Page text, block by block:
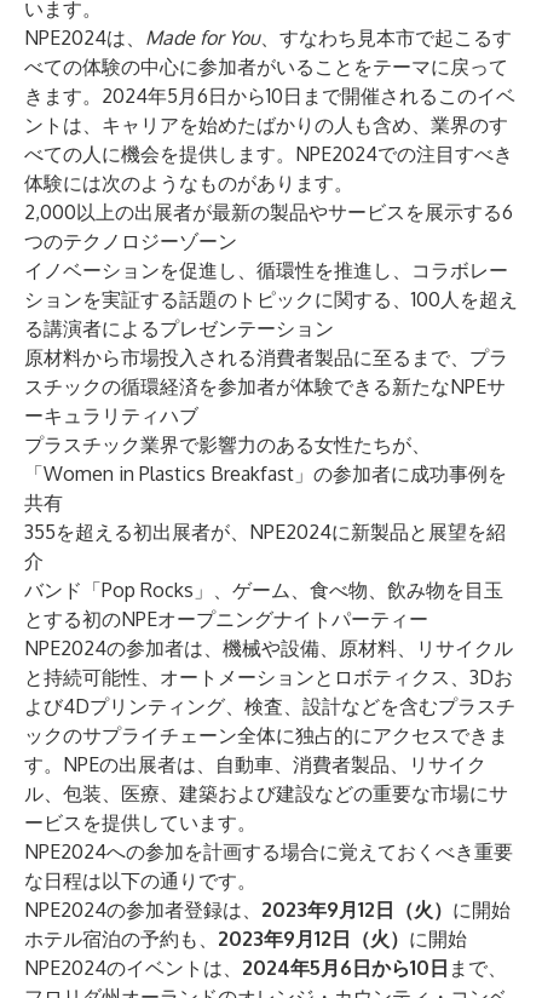
います。
NPE2024は、 Made for You、すなわち見本市で起こるす
べての体験の中心に参加者がいることをテーマに戻って
きます。2024年5月6日から10日まで開催されるこのイベ
ントは、キャリアを始めたばかりの人も含め、業界のす
べての人に機会を提供します。NPE2024での注目すべき
体験には次のようなものがあります。
2,000以上の出展者が最新の製品やサービスを展示する6
つのテクノロジーゾーン
イノベーションを促進し、循環性を推進し、コラボレー
ションを実証する話題のトピックに関する、100人を超え
る講演者によるプレゼンテーション
原材料から市場投入される消費者製品に至るまで、プラ
スチックの循環経済を参加者が体験できる新たなNPEサ
ーキュラリティハブ
プラスチック業界で影響力のある女性たちが、
「Women in Plastics Breakfast」の参加者に成功事例を
共有
355を超える初出展者が、NPE2024に新製品と展望を紹
介
バンド「Pop Rocks」、ゲーム、食べ物、飲み物を目玉
とする初のNPEオープニングナイトパーティー
NPE2024の参加者は、機械や設備、原材料、リサイクル
と持続可能性、オートメーションとロボティクス、3Dお
よび4Dプリンティング、検査、設計などを含むプラスチ
ックのサプライチェーン全体に独占的にアクセスできま
す。NPEの出展者は、自動車、消費者製品、リサイク
ル、包装、医療、建築および建設などの重要な市場にサ
ービスを提供しています。
NPE2024への参加を計画する場合に覚えておくべき重要
な日程は以下の通りです。
NPE2024の参加者登録は、 2023年9月12日（火） に開始
ホテル宿泊の予約も、 2023年9月12日（火） に開始
NPE2024のイベントは、 2024年5月6日から10日 まで、